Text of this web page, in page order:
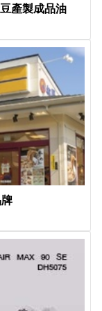
產製成品油